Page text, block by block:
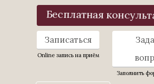
Бесплатная
Записаться
Online запись на приём
Заполнить